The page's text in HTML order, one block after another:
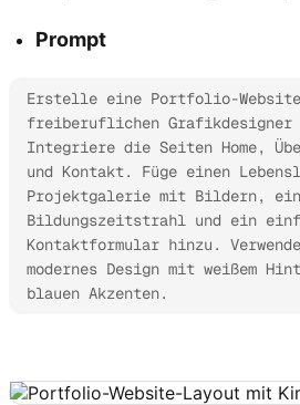
Prompt
Erstelle eine Portfolio-
freiberuflichen Grafikdesigner
Integriere die Seiten Home,
und Kontakt. Füge einen
Projektgalerie mit Bildern,
Bildungszeitstrahl und ein
Kontaktformular hinzu.
modernes Design mit weißem
blauen Akzenten.